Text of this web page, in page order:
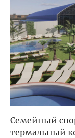
Семейный
термальный